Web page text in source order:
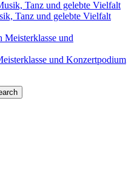
Tanz und gelebte Vielfalt
und Konzertpodium